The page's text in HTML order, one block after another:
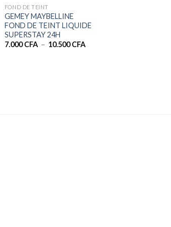
FOND DE TEINT
GEMEY MAYBELLINE
FOND DE TEINT LIQUIDE
SUPERSTAY 24H
7.000CFA – 10.500CFAPlage